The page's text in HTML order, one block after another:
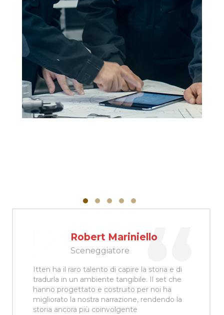
Robert Mariniello
Sceneggiatore
Itten ha il raro talento di capire la storia e di
tradurla in un ambiente tangibile. Il set che
hanno progettato e costruito per noi ha
migliorato la nostra narrazione, rendendo la
storia ancora più coinvolgente